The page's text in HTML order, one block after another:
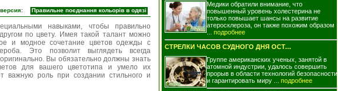
Правильне поєднання кольорів в одязі
навыками, чтобы правильно
по цвету. Имея такой талант можно
и модное сочетание цветов одежды с
Это позволит выглядеть всегда
Вы обязательно должны знать
для вашего цветотипа и умело их
важную роль при создании стильного и
Медики обратили внимание, что
повышенный уровень холестерина не
только повышает шансы на развитие
атеросклероза, он также похожим образом
подробнее
СТРЕЛКИ ЧАСОВ СУДНОГО ДНЯ ОСТАЛИСЬ НА ПР..
Группе американских ученых, занятой в
атомной индустрии, удалось совершить
прорыв в области технологий безопасности
и гарантировать миру ...
подробнее